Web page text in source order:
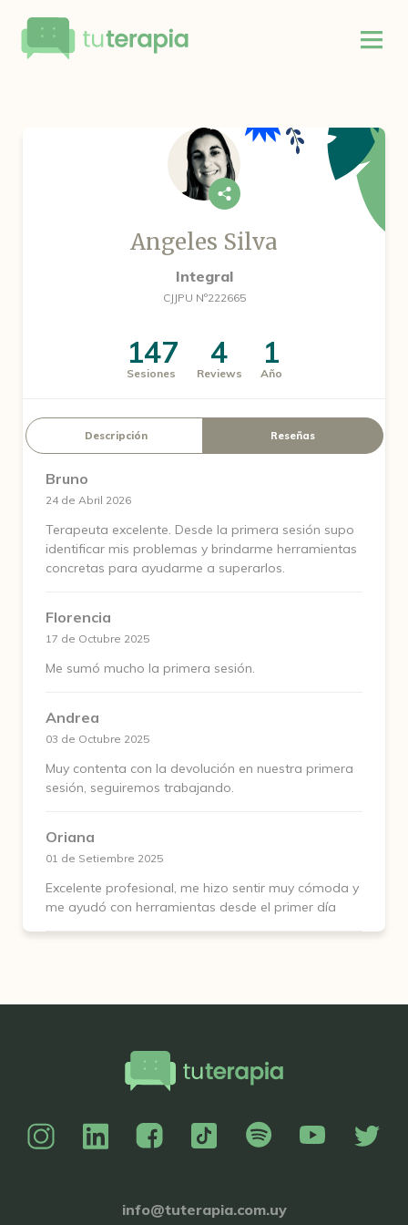
Angeles Silva
Integral
CJJPU Nº222665
147
Sesiones
4
Reviews
1
Año
Descripción Reseñas
Bruno
24 de Abril 2026
Terapeuta excelente. Desde la primera sesión supo
identificar mis problemas y brindarme herramientas
concretas para ayudarme a superarlos.
Florencia
17 de Octubre 2025
Me sumó mucho la primera sesión.
Andrea
03 de Octubre 2025
Muy contenta con la devolución en nuestra primera
sesión, seguiremos trabajando.
Oriana
01 de Setiembre 2025
Excelente profesional, me hizo sentir muy cómoda y
me ayudó con herramientas desde el primer día
info@tuterapia.com.uy